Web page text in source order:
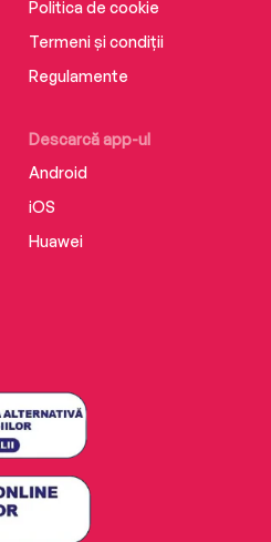
Descarcă app-ul
Android
iOS
Huawei
Politica de cookie
Termeni și condiții
Regulamente